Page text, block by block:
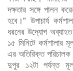
দক্ষতার সঙ্গে পালন
হবে।” উপাচার্য
ধরনের উদ্যোগ
১৫ মিনিটে
এর অতিরিক্ত
দুপুর ১২টা পর্যন্ত